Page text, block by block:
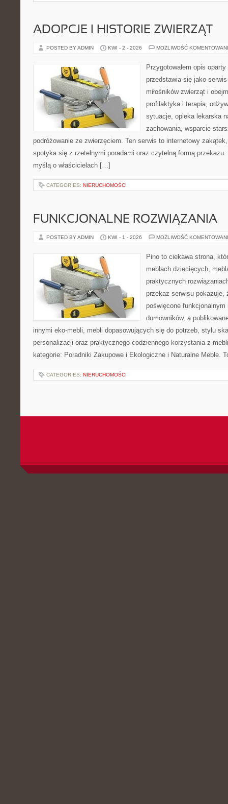
ADOPCJE I HISTORIE ZWIERZĄT
POSTED BY ADMIN KWI - 2 - 2026 MOŻLIWOŚĆ
Przygotowałem opis
przedstawia się jako
miłośników zwierząt i
profilaktyka i terapia,
sytuacje, opieka lekarska
zachowania, wsparcie
podróżowanie ze zwierzęciem. Ten serwis to internetowy
spotyka się z rzetelnymi poradami oraz czytelną formą przekazu.
myślą o właścicielach […]
CATEGORIES: NIERUCHOMOŚCI
FUNKCJONALNE ROZWIĄZANIA
POSTED BY ADMIN KWI - 1 - 2026 MOŻLIWOŚĆ
Pino to ciekawa strona,
meblach dziecięcych,
praktycznych
przekaz serwisu pokazuje,
poświęcone
domowników, a
innymi eko-mebli, mebli dopasowujących się do potrzeb, stylu
personalizacji oraz praktycznego codziennego korzystania z
kategorie: Poradniki Zakupowe i Ekologiczne i Naturalne Meble.
CATEGORIES: NIERUCHOMOŚCI